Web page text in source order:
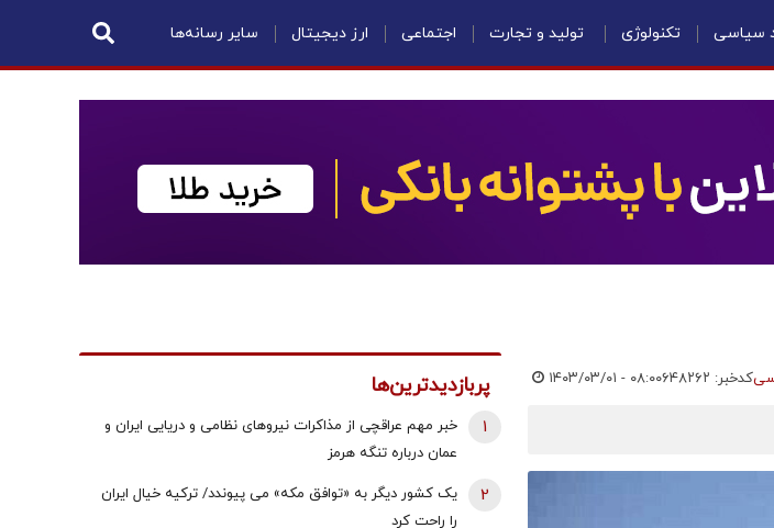
سیاسی تکنولوژی تولید و تجارت اجتماعی ارز دیجیتال سایر رسانه‌ها
کدخبر: ۶۴۸۲۶۲ ۱۴۰۳/۰۳/۰۱ - ۰۸:۰۰ پربازدیدترین‌ها
خبر مهم عراقچی از مذاکرات نیروهای نظامی و دریایی ایران و
عمان درباره تنگه هرمز
1
یک کشور دیگر به «توافق مکه» می پیوندد/ ترکیه خیال ایران
را راحت کرد
2